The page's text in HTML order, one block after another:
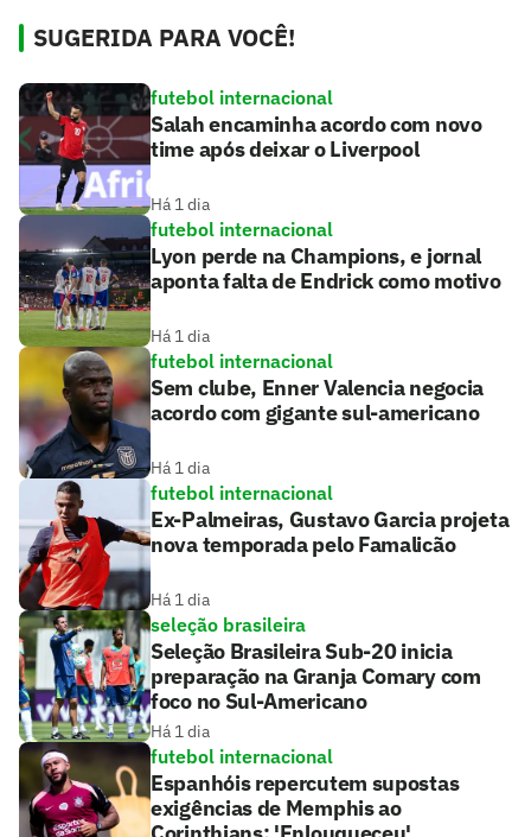
SUGERIDA PARA VOCÊ!
futebol internacional
Salah encaminha acordo com novo
time após deixar o Liverpool
Há 1 dia
futebol internacional
Lyon perde na Champions, e jornal
aponta falta de Endrick como motivo
Há 1 dia
futebol internacional
Sem clube, Enner Valencia negocia
acordo com gigante sul-americano
Há 1 dia
futebol internacional
Ex-Palmeiras, Gustavo Garcia projeta
nova temporada pelo Famalicão
Há 1 dia
seleção brasileira
Seleção Brasileira Sub-20 inicia
preparação na Granja Comary com
foco no Sul-Americano
Há 1 dia
futebol internacional
Espanhóis repercutem supostas
exigências de Memphis ao